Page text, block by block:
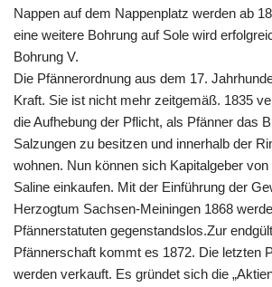
Nappen auf dem Nappenplatz werden ab
eine weitere Bohrung auf Sole wird
Bohrung V.
Die Pfännerordnung aus dem 17.
Kraft. Sie ist nicht mehr zeitgemäß. 1835
die Aufhebung der Pflicht, als Pfänner das
Salzungen zu besitzen und innerhalb der
wohnen. Nun können sich Kapitalgeber
Saline einkaufen. Mit der Einführung der
Herzogtum Sachsen-Meiningen 1868
Pfännerstatuten gegenstandslos.Zur
Pfännerschaft kommt es 1872. Die letzten
werden verkauft. Es gründet sich die